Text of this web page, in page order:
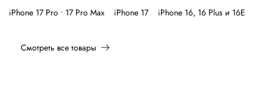
iPhone 17 Pro • 17 Pro Max iPhone 17 iPhone 16, 16 Plus и 16E
Смотреть все товары